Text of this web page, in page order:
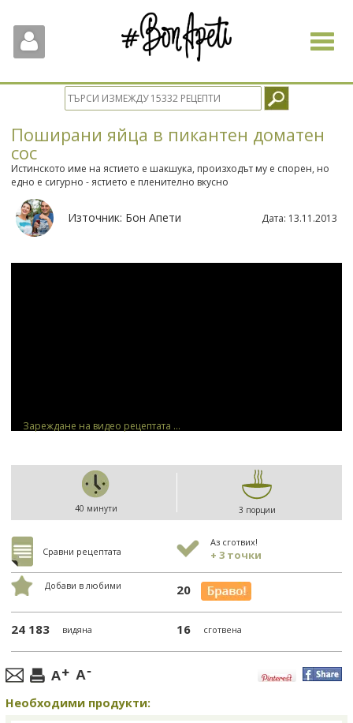
Toggle
Поширани яйца в пикантен доматен
сос
Истинското име на ястието е шакшука, произходът му е спорен, но
едно е сигурно - ястието е пленително вкусно
Източник: Бон Апети Дата: 13.11.2013
Зареждане на видео рецептата ...
40 минути 3 порции
Сравни рецептата
Аз сготвих!
+ 3 точки
Добави в любими 20
24 183 видяна 16 сготвена
Необходими продукти: